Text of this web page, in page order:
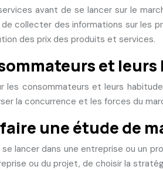
avant de se lancer sur le
collecter des informations sur
des prix des produits et services.
et
consommateurs et leurs
la concurrence et les forces du
une étude de
lancer dans une entreprise ou un
ou du projet, de choisir la